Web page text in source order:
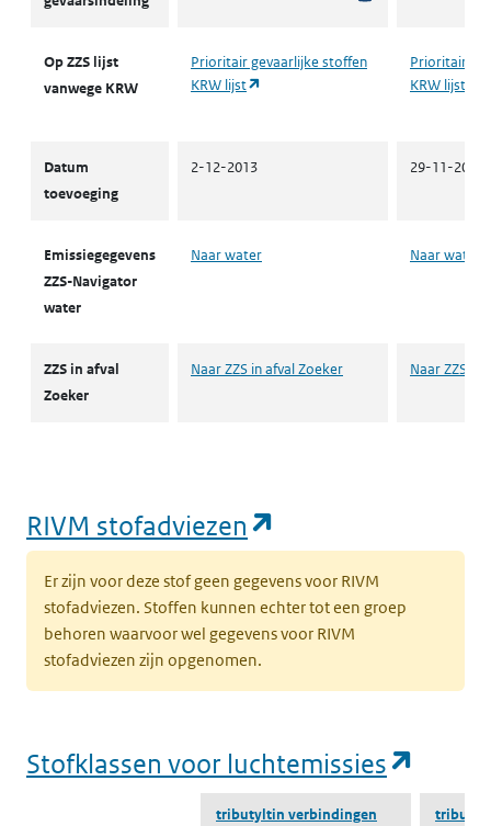
Op ZZS lijst
vanwege KRW
Prioritair gevaarlijke stoffen
KRW lijst
(opent in een nieuw tabblad)
Prioritair
KRW lijst
Datum
toevoeging
2-12-2013 29-11-2024
Emissiegegevens
ZZS-Navigator
water
Naar water Naar water
ZZS in afval
Zoeker
Naar ZZS in afval Zoeker Naar ZZS in
RIVM stofadviezen
Er zijn voor deze stof geen gegevens voor RIVM
stofadviezen. Stoffen kunnen echter tot een groep
behoren waarvoor wel gegevens voor RIVM
stofadviezen zijn opgenomen.
Stofklassen voor luchtemissies
tributyltin verbindingen